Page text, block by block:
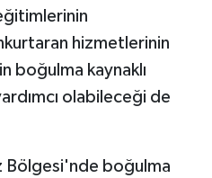
hizmetlerinin
boğulma kaynaklı
olabileceği de
Bölgesi'nde boğulma